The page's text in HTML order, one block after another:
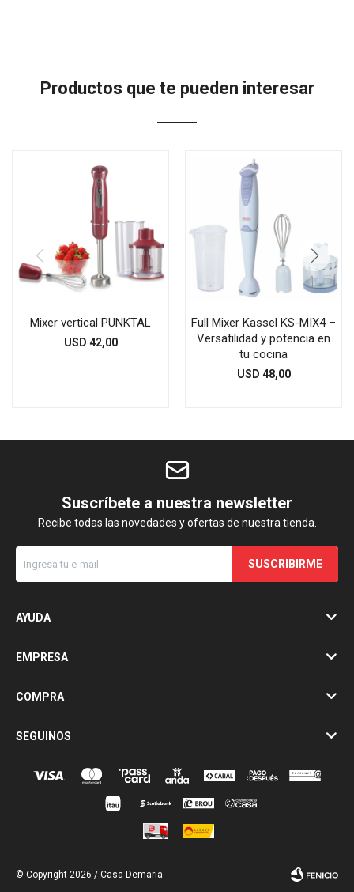
Productos que te pueden interesar
Mixer vertical PUNKTAL
USD 42,00
Full Mixer Kassel KS-MIX4 –
Versatilidad y potencia en
tu cocina
USD 48,00
Suscríbete a nuestra newsletter
Recibe todas las novedades y ofertas de nuestra tienda.
SUSCRIBIRME
AYUDA
EMPRESA
COMPRA
SEGUINOS
© Copyright 2026 / Casa Demaria